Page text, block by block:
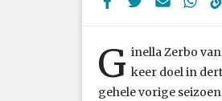
G inella Zerbo
keer doel in
gehele vorige